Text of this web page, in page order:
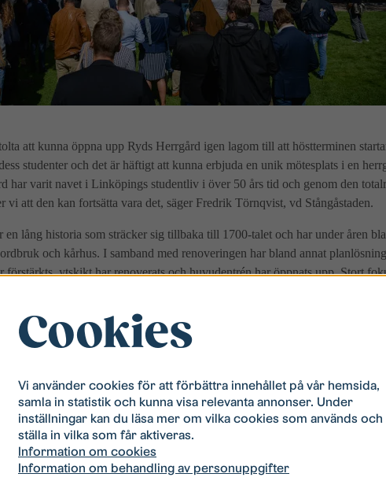
att kunna öppna upp Ryds Herrgård igen lagom till att höstterminen
studenter och det är häftigt att kunna erbjuda en unik mötesplats i en
har varit navet i Linköpings studentliv i över 50 års tid och genom den
vi att den kan fortsätta vara det, säger Fredrik Törnqvist, vd Stångåstaden.
en lång historia som sträcker sig tillbaka till 1700-talet och har under åren
och kårhus. I samband med renoveringen har bland annat
förstärkts, ytskikt har renoverats och huvudentrén har öppnats upp. Stort
det unika med byggnaden men anpassat den för en modern verksamhet.
att ha ett fortsatt fokus på studenter men kommer också öppna upp
förändring är att Herrgården också kommer vara öppen dagtid för att då
säger Simon Helmér, vd Studentbostäder.
historia här: https://www.studentbostader.se/sv/vara-bostader/ryds-
kontakta gärna:
Stångåstaden, 072-5749660
Cookies
Vi använder cookies för att förbättra innehållet på vår hemsida,
samla in statistik och kunna visa relevanta annonser. Under
inställningar kan du läsa mer om vilka cookies som används och
ställa in vilka som får aktiveras.
Information om cookies
Information om behandling av personuppgifter